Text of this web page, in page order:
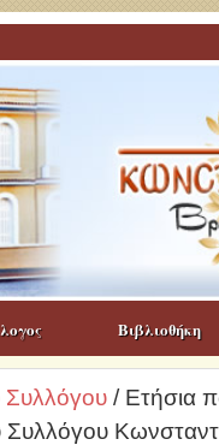
Βιβλιοθήκη
Συλλόγου/ Ετήσια
Συλλόγου